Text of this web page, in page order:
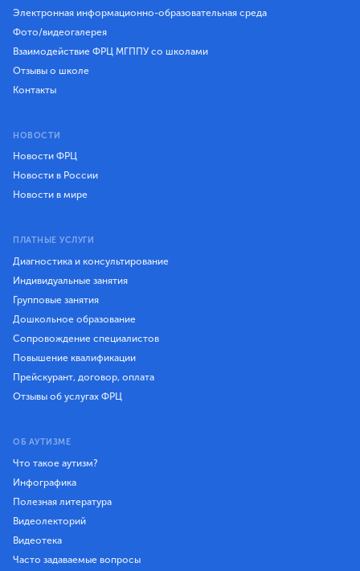
Электронная информационно-образовательная среда
Фото/видеогалерея
Взаимодействие ФРЦ МГППУ со школами
Отзывы о школе
Контакты
НОВОСТИ
Новости ФРЦ
Новости в России
Новости в мире
ПЛАТНЫЕ УСЛУГИ
Диагностика и консультирование
Индивидуальные занятия
Групповые занятия
Дошкольное образование
Сопровождение специалистов
Повышение квалификации
Прейскурант, договор, оплата
Отзывы об услугах ФРЦ
ОБ АУТИЗМЕ
Что такое аутизм?
Инфографика
Полезная литература
Видеолекторий
Видеотека
Часто задаваемые вопросы